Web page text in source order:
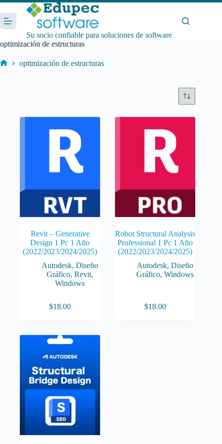
Saltar
al
contenido
Su socio confiable para soluciones de software
optimización de estructuras
optimización de estructuras
Revit – Generative
Design 1 Pc 1 Año
(2022/2023/2024/2025)
Autodesk,Diseño
Gráfico,Revit,
Windows
$18.00
Robot Structural Analysis
Professional 1 Pc 1 Año
(2022/2023/2024/2025)
Autodesk,Diseño
Gráfico,Windows
$18.00